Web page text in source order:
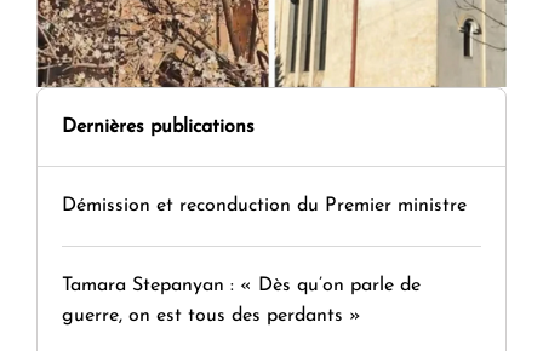
Dernières publications
Démission et reconduction du Premier ministre
Tamara Stepanyan : « Dès qu’on parle de
guerre, on est tous des perdants »